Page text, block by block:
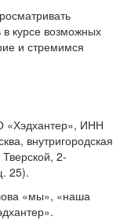
курсе возможных
и стремимся
ИНН
внутригородская
2-
25).
«мы», «наша